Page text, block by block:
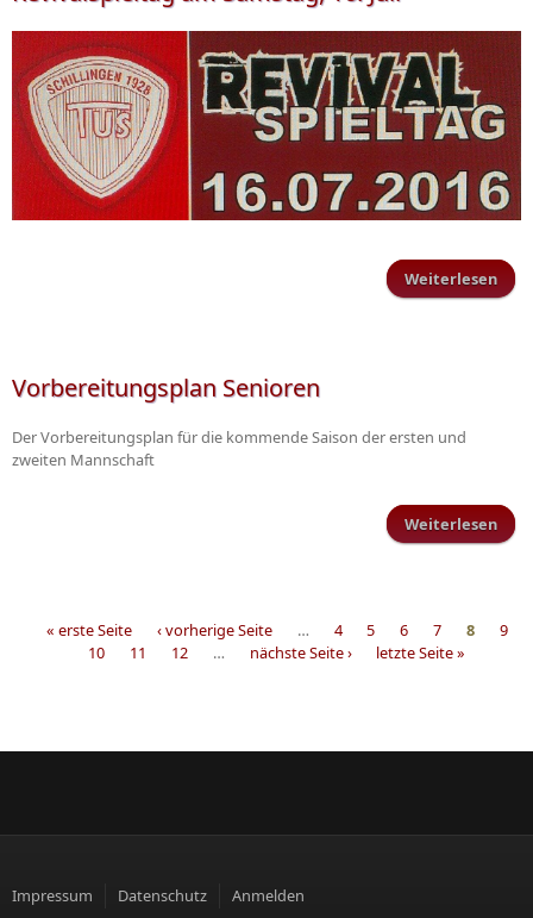
Weiterlesen
Vorbereitungsplan Senioren
Der Vorbereitungsplan für die kommende Saison der ersten und
zweiten Mannschaft
Weiterlesen
« erste Seite ‹ vorherige Seite … 4 5 6 7 8
9
10
11 12 … nächste Seite › letzte Seite »
Impressum Datenschutz
Anmelden